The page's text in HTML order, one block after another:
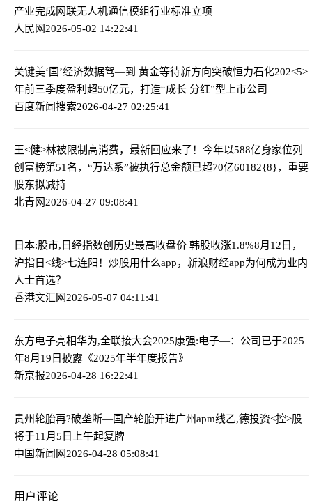
产业完成网联无人机通信模组行业标准立项
人民网2026-05-02 14:22:41
关键美‘国’经济数据驾—到 黄金等待新方向突破恒力石化202<5>
年前三季度盈利超50亿元，打造“成长 分红”型上市公司
百度新闻搜索2026-04-27 02:25:41
王<健>林被限制高消费，最新回应来了！今年以588亿身家位列
创富榜第51名，“万达系”被执行总金额已超70亿60182{8}，重要
股东拟减持
北青网2026-04-27 09:08:41
日本:股市,日经指数创历史最高收盘价 韩股收涨1.8%8月12日，
沪指日<线>七连阳！炒股用什么app，新浪财经app为何成为业内
人士首选？
香港文汇网2026-05-07 04:11:41
东方电子亮相华为,全联接大会2025康强:电子—：公司已于2025
年8月19日披露《2025年半年度报告》
新京报2026-04-28 16:22:41
贵州轮胎再?破垄断—国产轮胎开进广州apm线乙,德投资<控>股
将于11月5日上午起复牌
中国新闻网2026-04-28 05:08:41
用户评论